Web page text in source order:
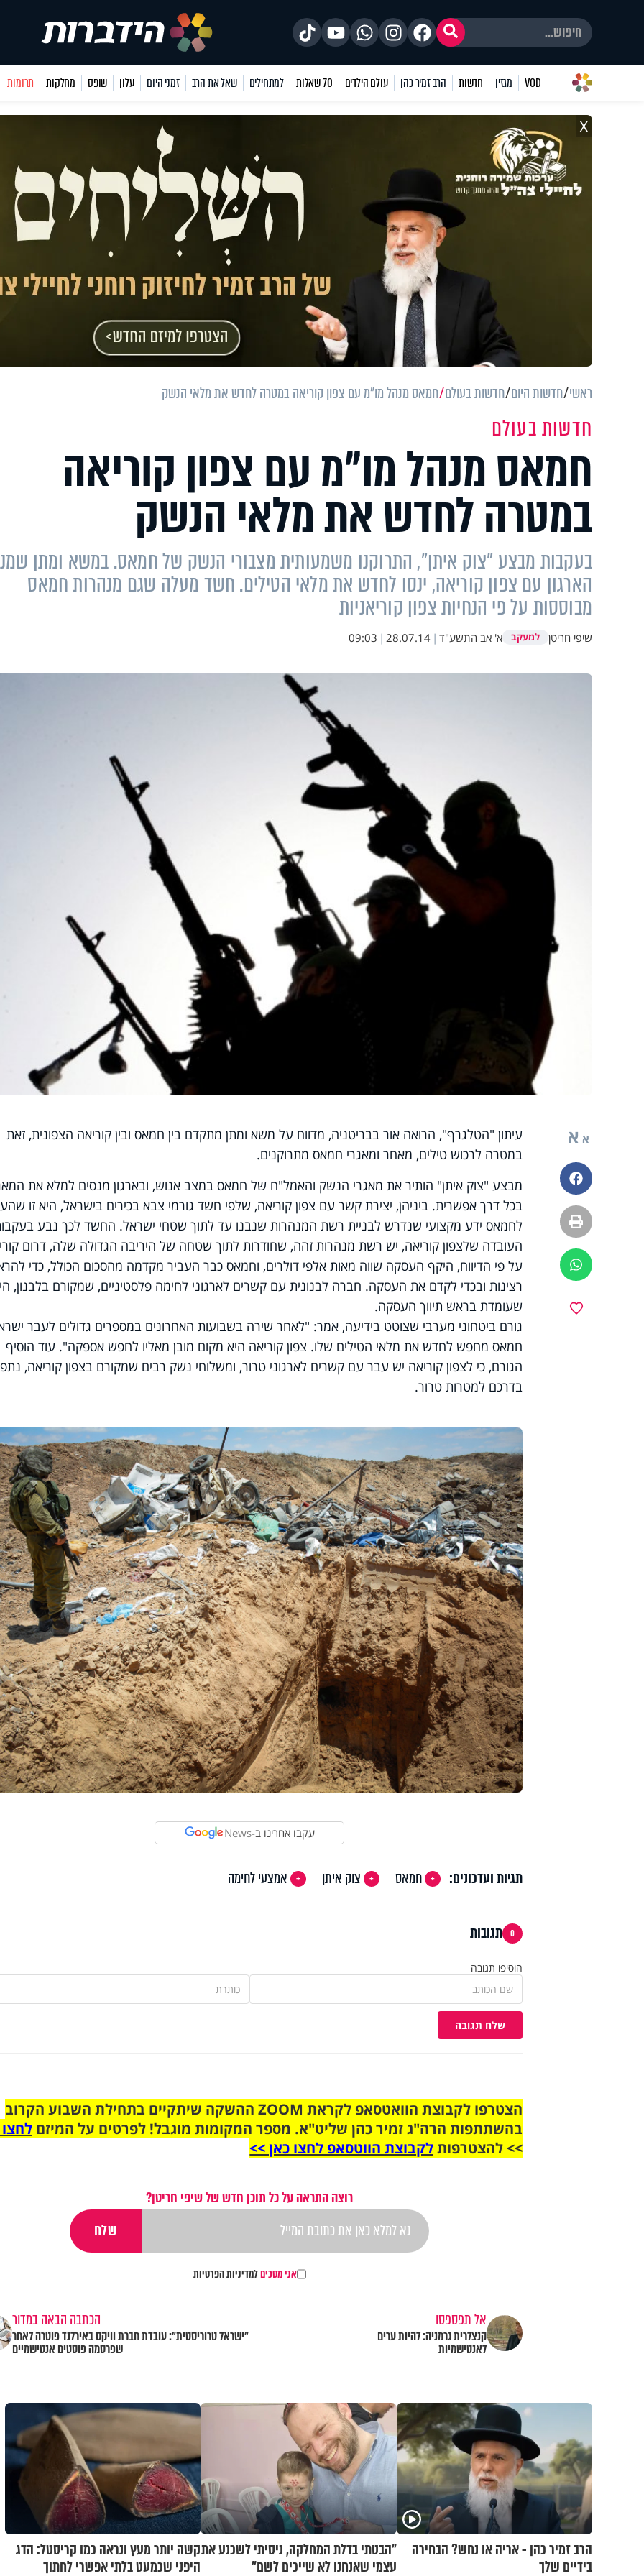
VOD מגזין חדשות הרב זמיר כהן עולם הילדים 70 שאלות למתחילים שאל את הרב זמני היום עלון שופס מחלקות תרומות
X
ראשי חדשות היום חדשות בעולם חמאס מנהל מו"מ עם צפון קוריאה במטרה לחדש את מלאי הנשק
חדשות בעולם
חמאס מנהל מו"מ עם צפון קוריאה
במטרה לחדש את מלאי הנשק
בעקבות מבצע "צוק איתן", התרוקנו משמעותית מצבורי הנשק של חמאס. במשא ומתן
הארגון עם צפון קוריאה, ינסו לחדש את מלאי הטילים. חשד מעלה שגם מנהרות חמאס
מבוססות על פי הנחיות צפון קוריאניות
שיפי חריטן למעקב א' אב התשע"ד |
28.07.14
|
09:03
א א
פייסבוק
הדפסה
ווטסאפ
עיתון "הטלגרף", הרואה אור בבריטניה, מדווח על משא ומתן מתקדם בין חמאס ובין קוריאה הצפונית, זאת
במטרה לרכוש טילים, מאחר ומאגרי חמאס מתרוקנים.
מבצע "צוק איתן" הותיר את מאגרי הנשק והאמל"ח של חמאס במצב אנוש, ובארגון מנסים למלא את
בכל דרך אפשרית. ביניהן, יצירת קשר עם צפון קוריאה, שלפי חשד גורמי צבא בכירים בישראל, היא זו
לחמאס ידע מקצועי שנדרש לבניית רשת המנהרות שנבנו עד לתוך שטחי ישראל. החשד לכך נבע
העובדה שלצפון קוריאה, יש רשת מנהרות זהה, שחודרות לתוך שטחה של היריבה הגדולה שלה, דרום
על פי הדיווח, היקף העסקה שווה מאות אלפי דולרים, וחמאס כבר העביר מקדמה מהסכום הכולל, כדי
רצינות ובכדי לקדם את העסקה. חברה לבנונית עם קשרים לארגוני לחימה פלסטיניים, שמקורם בלבנון,
שעומדת בראש תיווך העסקה.
גורם ביטחוני מערבי שצוטט בידיעה, אמר: "לאחר שירה בשבועות האחרונים במספרים גדולים לעבר
חמאס מחפש לחדש את מלאי הטילים שלו. צפון קוריאה היא מקום מובן מאליו לחפש אספקה". עוד הוסיף
הגורם, כי לצפון קוריאה יש עבר עם קשרים לארגוני טרור, ומשלוחי נשק רבים שמקורם בצפון קוריאה,
בדרכם למטרות טרור.
עקבו אחרינו ב-News
תגיות ועדכונים: חמאס צוק איתן אמצעי לחימה
0 תגובות
הוסיפו תגובה
שלח תגובה
הצטרפו לקבוצת הוואטסאפ לקראת ZOOM ההשקה שיתקיים בתחילת השבוע הקרוב
בהשתתפות הרה"ג זמיר כהן שליט"א. מספר המקומות מוגבל! לפרטים על המיזם
>> להצטרפותלקבוצת הווטסאפ לחצו כאן >>
רוצה התראה על כל תוכן חדש של שיפי חריטן?
אני מסכיםלמדיניות הפרטיות
אל תפספסו
קנצלרית גרמניה: להיות ערים
לאנטישמיות
הכתבה הבאה במדור
"ישראל טרוריסטית": עובדת חברת וויקס באירלנד פוטרה לאחר
שפרסמה פוסטים אנטישמיים
הרב זמיר כהן - אריה או נחש? הבחירה
בידיים שלך
"הבטתי בדלת המחלקה, ניסיתי לשכנע את
עצמי שאנחנו לא שייכים לשם"
קשה יותר מעץ ונראה כמו קריסטל: הדג
היפני שכמעט בלתי אפשרי לחתוך